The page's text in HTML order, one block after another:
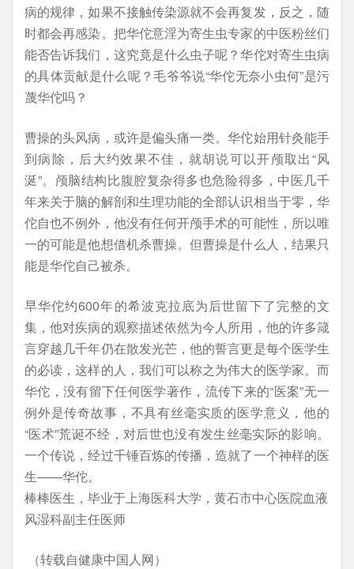
病的规律，如果不接触传染源就不会再复发，反之，随
时都会再感染。把华佗意淫为寄生虫专家的中医粉丝们
能否告诉我们，这究竟是什么虫子呢？华佗对寄生虫病
的具体贡献是什么呢？毛爷爷说“华佗无奈小虫何”是污
蔑华佗吗？
曹操的头风病，或许是偏头痛一类。华佗始用针灸能手
到病除，后大约效果不佳，就胡说可以开颅取出“风
涎”。颅脑结构比腹腔复杂得多也危险得多，中医几千
年来关于脑的解剖和生理功能的全部认识相当于零，华
佗自也不例外，他没有任何开颅手术的可能性，所以唯
一的可能是他想借机杀曹操。但曹操是什么人，结果只
能是华佗自己被杀。
早华佗约600年的希波克拉底为后世留下了完整的文
集，他对疾病的观察描述依然为今人所用，他的许多箴
言穿越几千年仍在散发光芒，他的誓言更是每个医学生
的必读，这样的人，我们可以称之为伟大的医学家。而
华佗，没有留下任何医学著作，流传下来的“医案”无一
例外是传奇故事，不具有丝毫实质的医学意义，他的
“医术”荒诞不经，对后世也没有发生丝毫实际的影响。
一个传说，经过千锤百炼的传播，造就了一个神样的医
生——华佗。
棒棒医生，毕业于上海医科大学，黄石市中心医院血液
风湿科副主任医师
（转载自健康中国人网）